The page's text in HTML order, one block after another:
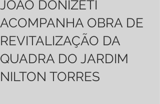
JOÃO DONIZETI
ACOMPANHA OBRA DE
REVITALIZAÇÃO DA
QUADRA DO JARDIM
NILTON TORRES